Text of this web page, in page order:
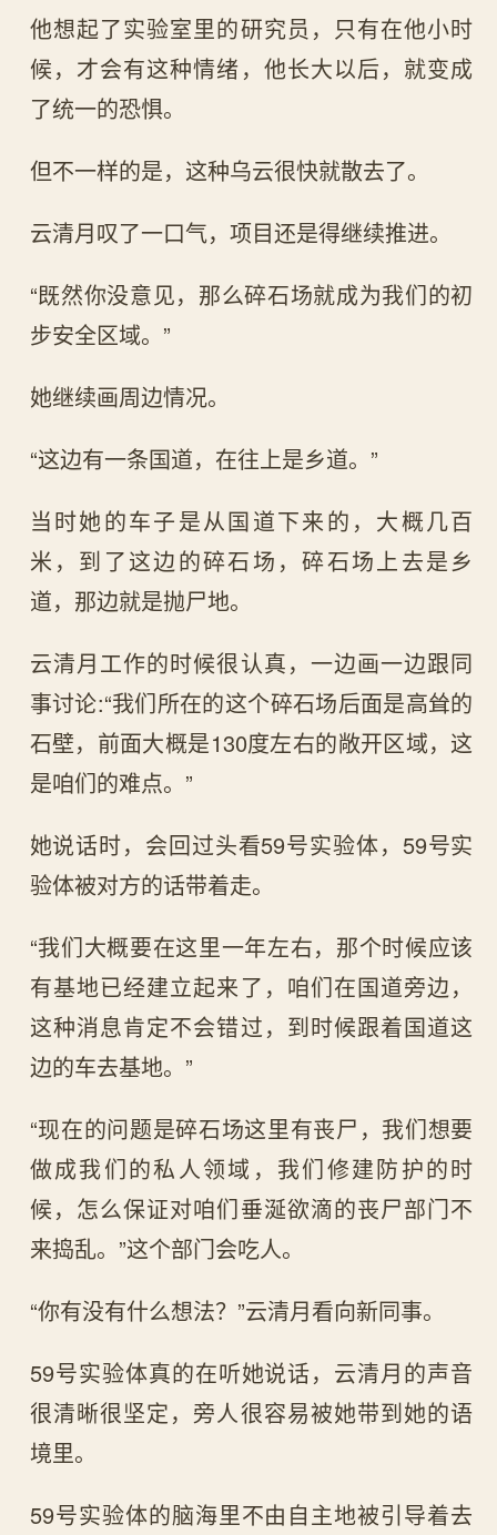
他想起了实验室里的研究员，只有在他小时
候，才会有这种情绪，他长大以后，就变成
了统一的恐惧。
但不一样的是，这种乌云很快就散去了。
云清月叹了一口气，项目还是得继续推进。
“既然你没意见，那么碎石场就成为我们的初
步安全区域。”
她继续画周边情况。
“这边有一条国道，在往上是乡道。”
当时她的车子是从国道下来的，大概几百
米，到了这边的碎石场，碎石场上去是乡
道，那边就是抛尸地。
云清月工作的时候很认真，一边画一边跟同
事讨论:“我们所在的这个碎石场后面是高耸的
石壁，前面大概是130度左右的敞开区域，这
是咱们的难点。”
她说话时，会回过头看59号实验体，59号实
验体被对方的话带着走。
“我们大概要在这里一年左右，那个时候应该
有基地已经建立起来了，咱们在国道旁边，
这种消息肯定不会错过，到时候跟着国道这
边的车去基地。”
“现在的问题是碎石场这里有丧尸，我们想要
做成我们的私人领域，我们修建防护的时
候，怎么保证对咱们垂涎欲滴的丧尸部门不
来捣乱。”这个部门会吃人。
“你有没有什么想法？”云清月看向新同事。
59号实验体真的在听她说话，云清月的声音
很清晰很坚定，旁人很容易被她带到她的语
境里。
59号实验体的脑海里不由自主地被引导着去